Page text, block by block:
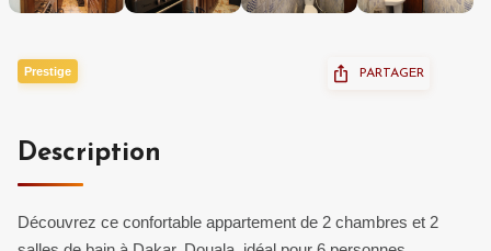
Prestige PARTAGER
Description
Découvrez ce confortable appartement de 2 chambres et 2